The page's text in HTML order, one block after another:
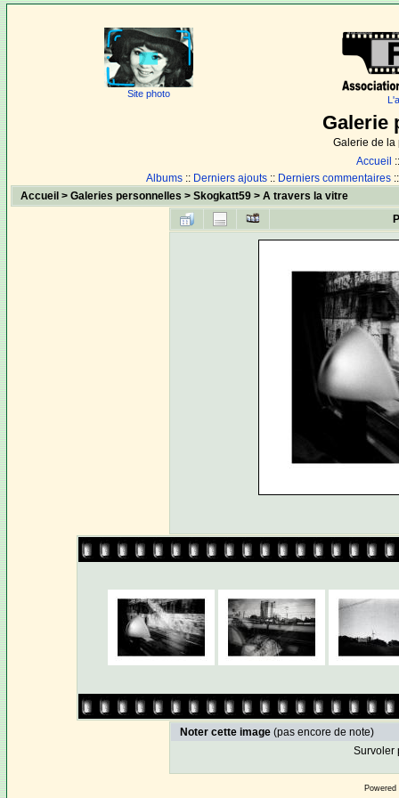
Site photo
Galerie
Galerie de la
Accueil
Albums :: Derniers ajouts :: Derniers commentaires
Accueil >Galeries personnelles >Skogkatt59 >A travers la vitre
Noter cette image (pas encore de note)
Survoler